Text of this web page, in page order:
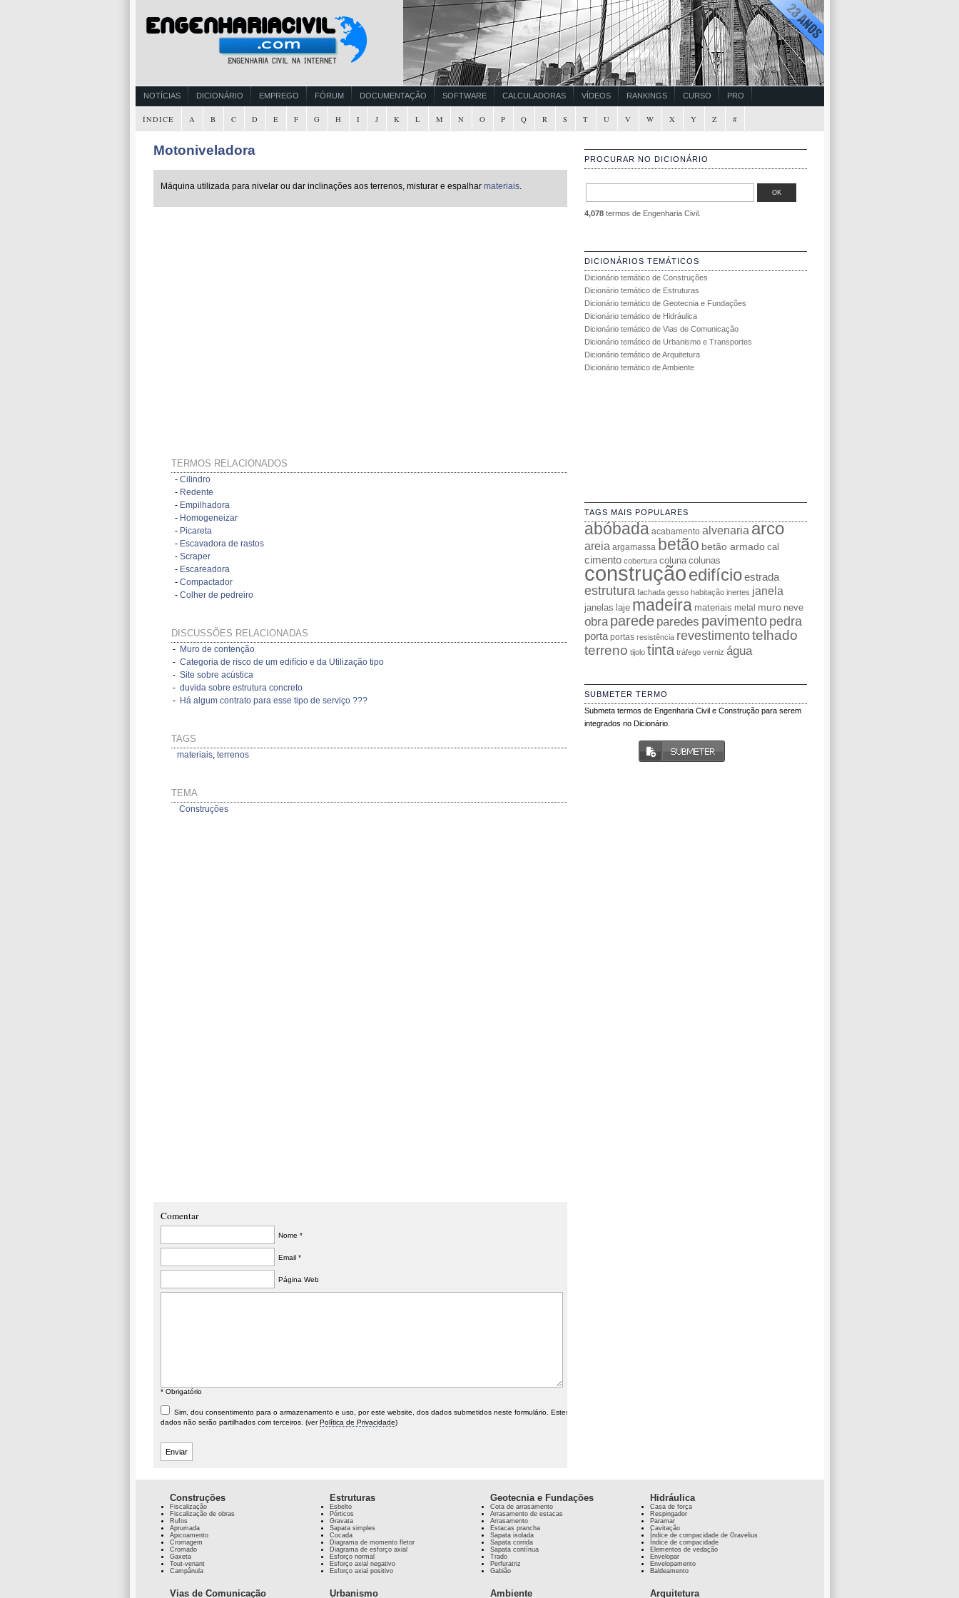
NOTÍCIAS DICIONÁRIO EMPREGO FÓRUM DOCUMENTAÇÃO SOFTWARE CALCULADORAS VÍDEOS RANKINGS CURSO PRO
ÍNDICE A B C D E F G H I J K L M N O P Q R S T U V W X Y Z #
Motoniveladora
Máquina utilizada para nivelar ou dar inclinações aos terrenos, misturar e espalhar materiais.
TERMOS RELACIONADOS
- Cilindro
- Redente
- Empilhadora
- Homogeneizar
- Picareta
- Escavadora de rastos
- Scraper
- Escareadora
- Compactador
- Colher de pedreiro
DISCUSSÕES RELACIONADAS
- Muro de contenção
- Categoria de risco de um edifício e da Utilização tipo
- Site sobre acústica
- duvida sobre estrutura concreto
- Há algum contrato para esse tipo de serviço ???
TAGS
materiais, terrenos
TEMA
Construções
Comentar
Nome *
Email *
Página Web
* Obrigatório
Sim, dou consentimento para o armazenamento e uso, por este website, dos dados submetidos neste formulário. Estes
dados não serão partilhados com terceiros. (verPolítica de Privacidade)
PROCURAR NO DICIONÁRIO
4,078termos de Engenharia Civil.
DICIONÁRIOS TEMÁTICOS
Dicionário temático de Construções
Dicionário temático de Estruturas
Dicionário temático de Geotecnia e Fundações
Dicionário temático de Hidráulica
Dicionário temático de Vias de Comunicação
Dicionário temático de Urbanismo e Transportes
Dicionário temático de Arquitetura
Dicionário temático de Ambiente
TAGS MAIS POPULARES
abóbada acabamento alvenariaarco
areia argamassa betão betão armado cal
cimento cobertura coluna colunas
construçãoedifício estrada
estrutura fachada gesso habitação inertes janela
janelas laje madeira materiais metal muro neve
obra parede paredes pavimento pedra
porta portas resistência revestimentotelhado
terreno tijolo tinta tráfego verniz água
SUBMETER TERMO
Submeta termos de Engenharia Civil e Construção para serem
integrados no Dicionário.
Construções
Fiscalização
Fiscalização de obras
Rufos
Aprumada
Apicoamento
Cromagem
Cromado
Gaxeta
Tout-venant
Campânula
Estruturas
Esbelto
Pórticos
Gravata
Sapata simples
Cocada
Diagrama de momento fletor
Diagrama de esforço axial
Esforço normal
Esforço axial negativo
Esforço axial positivo
Geotecnia e Fundações
Cota de arrasamento
Arrasamento de estacas
Arrasamento
Estacas prancha
Sapata isolada
Sapata corrida
Sapata contínua
Trado
Perfuratriz
Gabião
Hidráulica
Casa de força
Respingador
Paramar
Cavitação
Índice de compacidade de Gravelius
Índice de compacidade
Elementos de vedação
Envelopar
Envelopamento
Baldeamento
Vias de Comunicação Urbanismo Ambiente Arquitetura